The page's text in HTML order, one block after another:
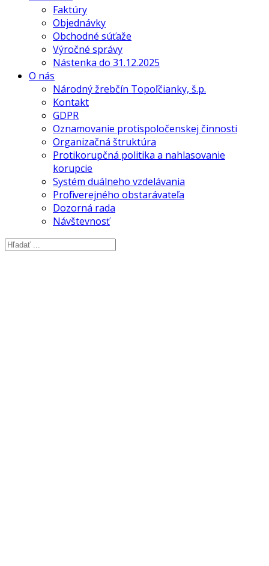
Faktúry
Objednávky
Obchodné súťaže
Výročné správy
Nástenka do 31.12.2025
O nás
Národný žrebčín Topoľčianky, š.p.
Kontakt
GDPR
Oznamovanie protispoločenskej činnosti
Organizačná štruktúra
Protikorupčná politika a nahlasovanie
korupcie
Systém duálneho vzdelávania
Profil verejného obstarávateľa
Dozorná rada
Návštevnosť